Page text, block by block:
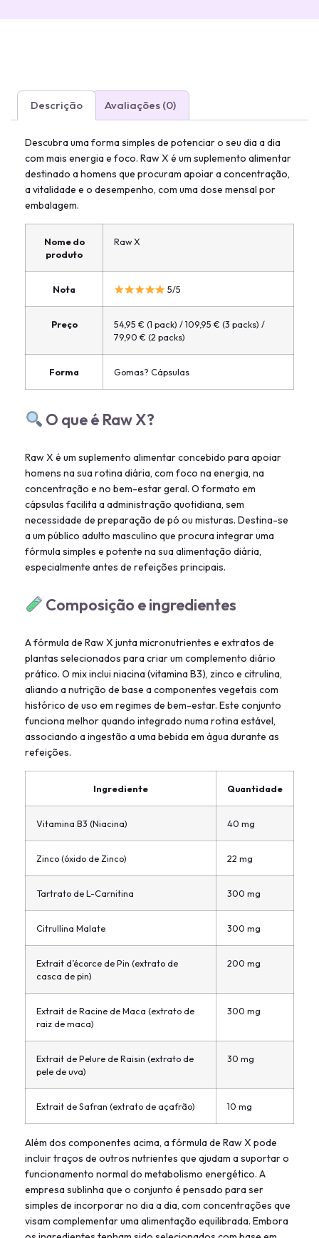
Descrição Avaliações (0)
Descubra uma forma simples de potenciar o seu dia a dia
com mais energia e foco. Raw X é um suplemento alimentar
destinado a homens que procuram apoiar a concentração,
a vitalidade e o desempenho, com uma dose mensal por
embalagem.
Nome do
produto
Raw X
Nota 5/5
Preço
54,95 € (1 pack) / 109,95 € (3 packs) /
79,90 € (2 packs)
Forma Gomas? Cápsulas
O que é Raw X?
Raw X é um suplemento alimentar concebido para apoiar
homens na sua rotina diária, com foco na energia, na
concentração e no bem-estar geral. O formato em
cápsulas facilita a administração quotidiana, sem
necessidade de preparação de pó ou misturas. Destina-se
a um público adulto masculino que procura integrar uma
fórmula simples e potente na sua alimentação diária,
especialmente antes de refeições principais.
Composição e ingredientes
A fórmula de Raw X junta micronutrientes e extratos de
plantas selecionados para criar um complemento diário
prático. O mix inclui niacina (vitamina B3), zinco e citrulina,
aliando a nutrição de base a componentes vegetais com
histórico de uso em regimes de bem-estar. Este conjunto
funciona melhor quando integrado numa rotina estável,
associando a ingestão a uma bebida em água durante as
refeições.
Ingrediente Quantidade
Vitamina B3 (Niacina) 40 mg
Zinco (óxido de Zinco) 22 mg
Tartrato de L-Carnitina 300 mg
Citrullina Malate 300 mg
Extrait d’écorce de Pin (extrato de
casca de pin)
200 mg
Extrait de Racine de Maca (extrato de
raiz de maca)
300 mg
Extrait de Pelure de Raisin (extrato de
pele de uva)
30 mg
Extrait de Safran (extrato de açafrão) 10 mg
Além dos componentes acima, a fórmula de Raw X pode
incluir traços de outros nutrientes que ajudam a suportar o
funcionamento normal do metabolismo energético. A
empresa sublinha que o conjunto é pensado para ser
simples de incorporar no dia a dia, com concentrações que
visam complementar uma alimentação equilibrada. Embora